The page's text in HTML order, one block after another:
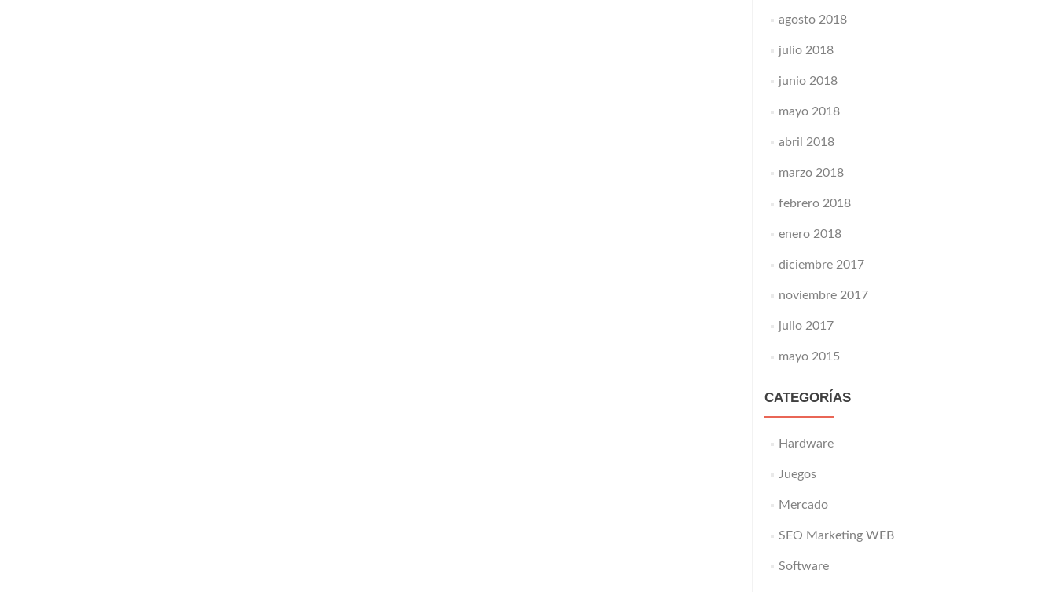
agosto 2018
julio 2018
junio 2018
mayo 2018
abril 2018
marzo 2018
febrero 2018
enero 2018
diciembre 2017
noviembre 2017
julio 2017
mayo 2015
CATEGORÍAS
Hardware
Juegos
Mercado
SEO Marketing WEB
Software